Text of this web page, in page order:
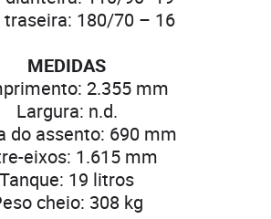
traseira: 180/70 – 16
MEDIDAS
2.355 mm
Largura: n.d.
do assento: 690 mm
eixos: 1.615 mm
Tanque: 19 litros
cheio: 308 kg